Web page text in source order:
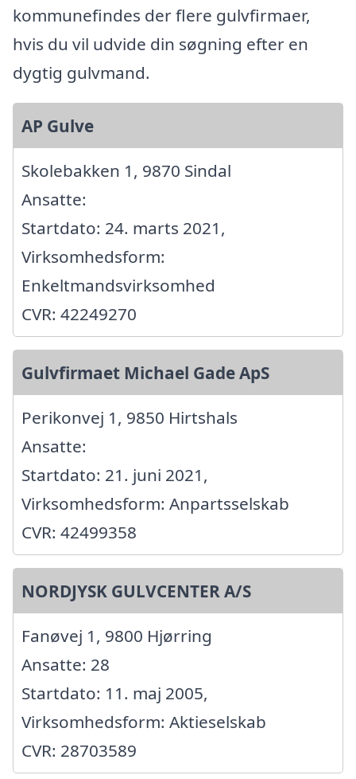
kommunefindes der flere gulvfirmaer,
hvis du vil udvide din søgning efter en
dygtig gulvmand.
AP Gulve
Skolebakken 1, 9870 Sindal
Ansatte:
Startdato: 24. marts 2021,
Virksomhedsform:
Enkeltmandsvirksomhed
CVR: 42249270
Gulvfirmaet Michael Gade ApS
Perikonvej 1, 9850 Hirtshals
Ansatte:
Startdato: 21. juni 2021,
Virksomhedsform: Anpartsselskab
CVR: 42499358
NORDJYSK GULVCENTER A/S
Fanøvej 1, 9800 Hjørring
Ansatte: 28
Startdato: 11. maj 2005,
Virksomhedsform: Aktieselskab
CVR: 28703589